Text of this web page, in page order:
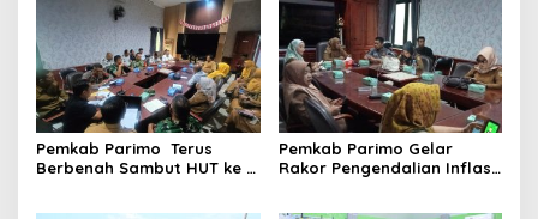
Sidang 2025/2026
Pemkab Parimo Terus
Berbenah Sambut HUT ke –
Pemkab Parimo Gelar
Rakor Pengendalian Inflasi